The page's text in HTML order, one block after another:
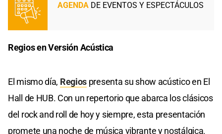
AGENDA DE EVENTOS Y ESPECTÁCULOS
Regios en Versión Acústica
El mismo día, Regios presenta su show acústico en El
Hall de HUB. Con un repertorio que abarca los clásicos
del rock and roll de hoy y siempre, esta presentación
promete una noche de música vibrante y nostálgica.